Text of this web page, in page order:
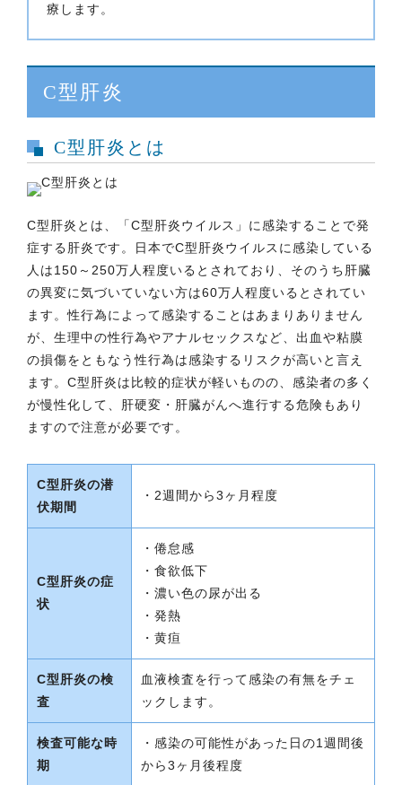
療します。
C型肝炎
C型肝炎とは
C型肝炎とは、「C型肝炎ウイルス」に感染することで発
症する肝炎です。日本でC型肝炎ウイルスに感染している
人は150～250万人程度いるとされており、そのうち肝臓
の異変に気づいていない方は60万人程度いるとされてい
ます。性行為によって感染することはあまりありません
が、生理中の性行為やアナルセックスなど、出血や粘膜
の損傷をともなう性行為は感染するリスクが高いと言え
ます。C型肝炎は比較的症状が軽いものの、感染者の多く
が慢性化して、肝硬変・肝臓がんへ進行する危険もあり
ますので注意が必要です。
C型肝炎の潜
伏期間
・2週間から3ヶ月程度
C型肝炎の症
状
・倦怠感
・食欲低下
・濃い色の尿が出る
・発熱
・黄疸
C型肝炎の検
査
血液検査を行って感染の有無をチェ
ックします。
検査可能な時
期
・感染の可能性があった日の1週間後
から3ヶ月後程度